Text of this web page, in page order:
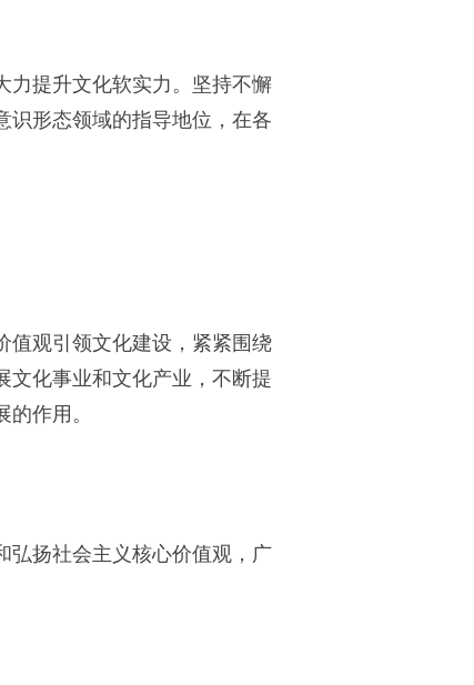
力提升文化软实力。坚持不懈
识形态领域的指导地位，在各
值观引领文化建设，紧紧围绕
文化事业和文化产业，不断提
作用。
弘扬社会主义核心价值观，广